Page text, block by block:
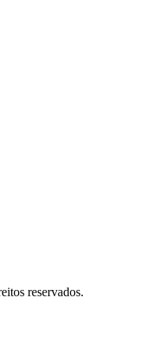
reservados.